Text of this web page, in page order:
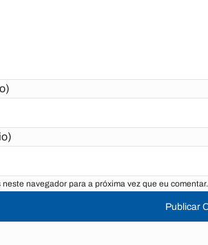
navegador para a próxima vez que eu comentar.
Publicar